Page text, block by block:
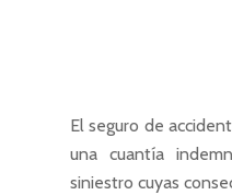
El seguro de
una cuantía
siniestro cuyas